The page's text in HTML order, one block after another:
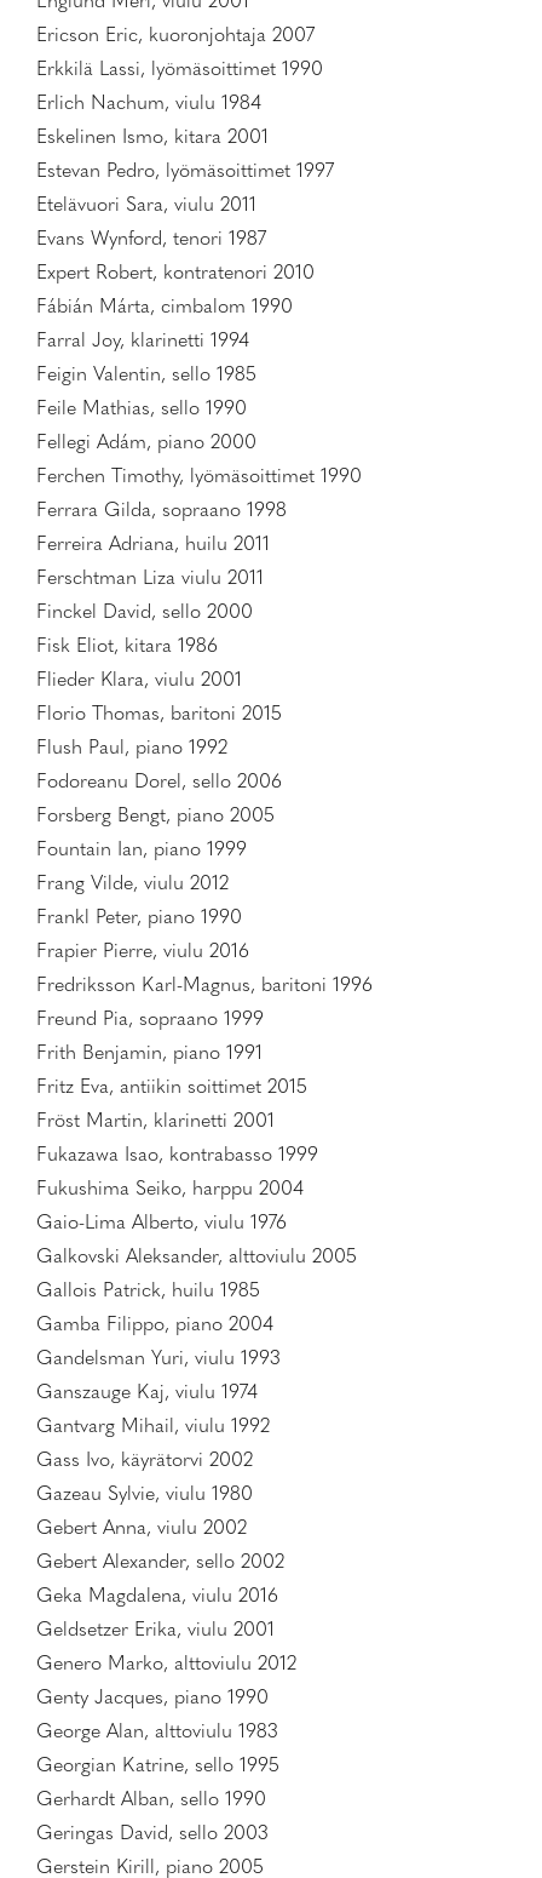
Ericson Eric, kuoronjohtaja 2007
Erkkilä Lassi, lyömäsoittimet 1990
Erlich Nachum, viulu 1984
Eskelinen Ismo, kitara 2001
Estevan Pedro, lyömäsoittimet 1997
Etelävuori Sara, viulu 2011
Evans Wynford, tenori 1987
Expert Robert, kontratenori 2010
Fábián Márta, cimbalom 1990
Farral Joy, klarinetti 1994
Feigin Valentin, sello 1985
Feile Mathias, sello 1990
Fellegi Adám, piano 2000
Ferchen Timothy, lyömäsoittimet 1990
Ferrara Gilda, sopraano 1998
Ferreira Adriana, huilu 2011
Ferschtman Liza viulu 2011
Finckel David, sello 2000
Fisk Eliot, kitara 1986
Flieder Klara, viulu 2001
Florio Thomas, baritoni 2015
Flush Paul, piano 1992
Fodoreanu Dorel, sello 2006
Forsberg Bengt, piano 2005
Fountain Ian, piano 1999
Frang Vilde, viulu 2012
Frankl Peter, piano 1990
Frapier Pierre, viulu 2016
Fredriksson Karl-Magnus, baritoni 1996
Freund Pia, sopraano 1999
Frith Benjamin, piano 1991
Fritz Eva, antiikin soittimet 2015
Fröst Martin, klarinetti 2001
Fukazawa Isao, kontrabasso 1999
Fukushima Seiko, harppu 2004
Gaio-Lima Alberto, viulu 1976
Galkovski Aleksander, alttoviulu 2005
Gallois Patrick, huilu 1985
Gamba Filippo, piano 2004
Gandelsman Yuri, viulu 1993
Ganszauge Kaj, viulu 1974
Gantvarg Mihail, viulu 1992
Gass Ivo, käyrätorvi 2002
Gazeau Sylvie, viulu 1980
Gebert Anna, viulu 2002
Gebert Alexander, sello 2002
Geka Magdalena, viulu 2016
Geldsetzer Erika, viulu 2001
Genero Marko, alttoviulu 2012
Genty Jacques, piano 1990
George Alan, alttoviulu 1983
Georgian Katrine, sello 1995
Gerhardt Alban, sello 1990
Geringas David, sello 2003
Gerstein Kirill, piano 2005